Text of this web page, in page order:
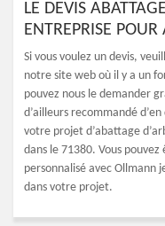
LE DEVIS
ENTREPRISE POUR
Si vous voulez un devis,
notre site web où il y a un
pouvez nous le demander
d’ailleurs recommandé
votre projet d’abattage
dans le 71380. Vous
personnalisé avec Ollmann
dans votre projet.